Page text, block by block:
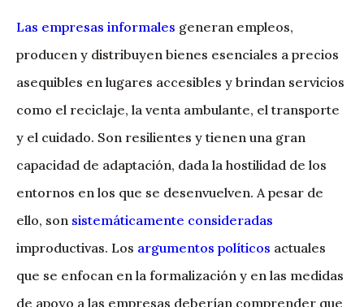
Las empresas informales generan empleos,
producen y distribuyen bienes esenciales a precios
asequibles en lugares accesibles y brindan servicios
como el reciclaje, la venta ambulante, el transporte
y el cuidado. Son resilientes y tienen una gran
capacidad de adaptación, dada la hostilidad de los
entornos en los que se desenvuelven. A pesar de
ello, son sistemáticamente consideradas
improductivas. Los argumentos políticos actuales
que se enfocan en la formalización y en las medidas
de apoyo a las empresas deberían comprender que